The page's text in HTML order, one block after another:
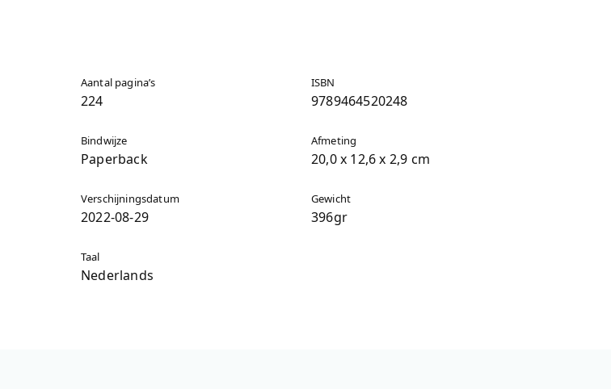
Aantal pagina’s
224
Bindwijze
Paperback
Verschijningsdatum
2022-08-29
Taal
Nederlands
ISBN
9789464520248
Afmeting
20,0 x 12,6 x 2,9 cm
Gewicht
396gr